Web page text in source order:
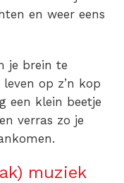
en weer eens
je brein te
op z’n kop
een klein beetje
verras zo je
muziek